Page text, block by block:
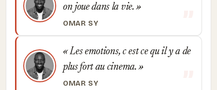
on joue dans la vie.
OMAR SY
Les emotions, c est ce qu il y a de
plus fort au cinema.
OMAR SY